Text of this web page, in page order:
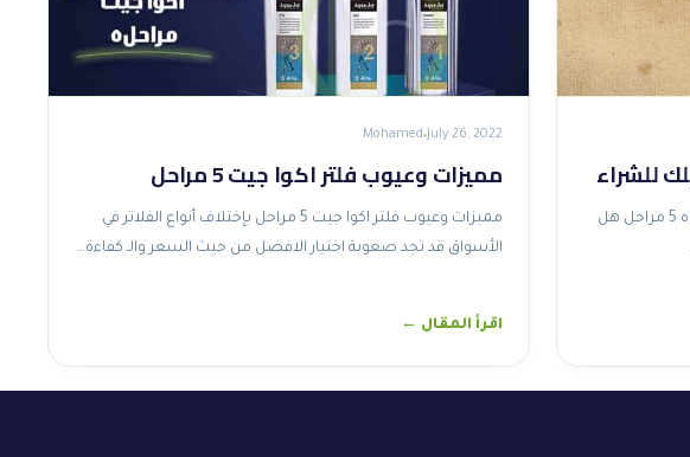
سعر فلتر امريكان كواليتي 5 مراحل افضل فلتر مياه 5 مراحل هل
July 26, 2022
Mohamed
مميزات وعيوب فلتر اكوا جيت 5 مراحل
مميزات وعيوب فلتر اكوا جيت 5 مراحل بإختلاف أنواع الفلاتر في
الأسواق قد تجد صعوبة اختيار الافضل من حيث السعر والـ كفاءة…
اقرأ المقال ←